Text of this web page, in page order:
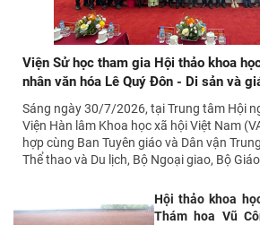
Khai mạc trưng bày “Kết nối
truyền thống, vững bước tương
lai”
Viện Sử học tham gia Hội thảo khoa
nhân văn hóa Lê Quý Đôn - Di sản và
Sáng ngày 30/7/2026, tại Trung tâm Hội
Viện Hàn lâm Khoa học xã hội Việt Nam
hợp cùng Ban Tuyên giáo và Dân vận
Thể thao và Du lịch, Bộ Ngoại giao, Bộ
Hội thảo khoa
Thám hoa Vũ